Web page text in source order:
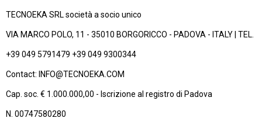
TECNOEKA SRL società a socio unico
VIA MARCO POLO, 11 - 35010 BORGORICCO - PADOVA - ITALY | TEL.
+39 049 5791479 +39 049 9300344
Contact: INFO@TECNOEKA.COM
Cap. soc. € 1.000.000,00 - Iscrizione al registro di Padova
N. 00747580280